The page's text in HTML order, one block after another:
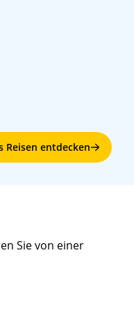
Reisen entdecken
Sie von einer